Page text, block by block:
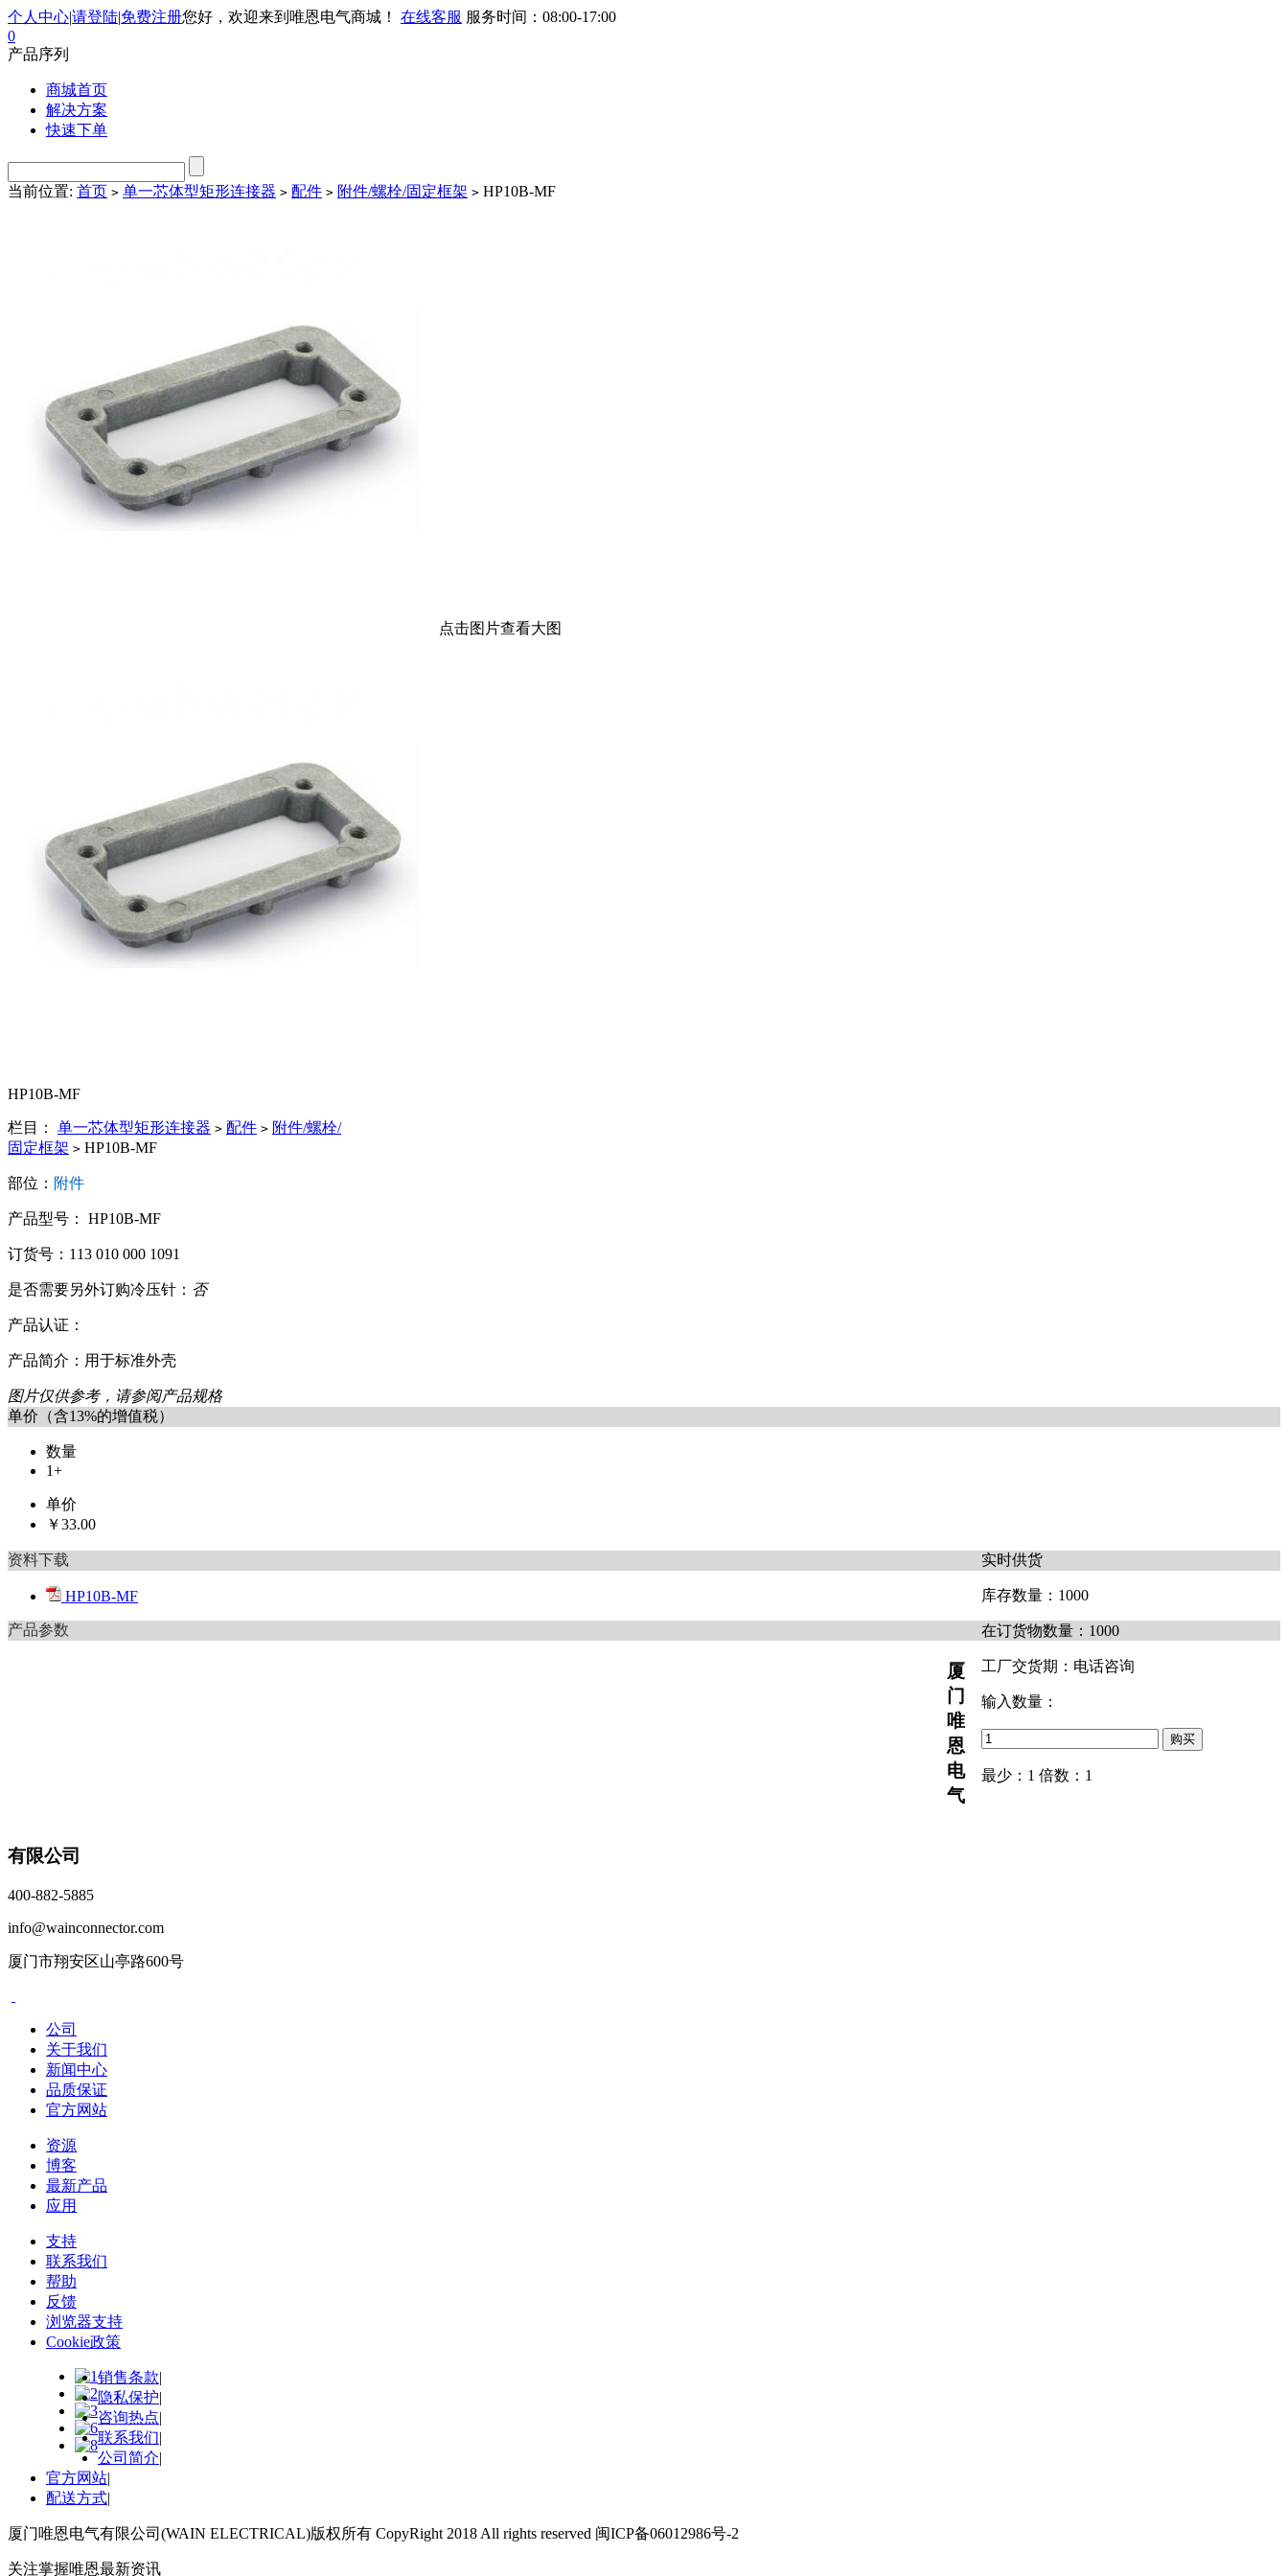
您好，欢迎来到唯恩电气商城！ 在线客服 服务时间：08:00-17:00
个人中心|请登陆|免费注册
0
产品序列
商城首页
解决方案
快速下单
当前位置: 首页 > 单一芯体型矩形连接器 > 配件 > 附件/螺栓/固定框架 > HP10B-MF
点击图片查看大图
HP10B-MF
栏目： 单一芯体型矩形连接器 > 配件 > 附件/螺栓/
固定框架 > HP10B-MF
部位： 附件
产品型号： HP10B-MF
订货号：113 010 000 1091
是否需要另外订购冷压针： 否
产品认证：
产品简介：用于标准外壳
图片仅供参考，请参阅产品规格
单价（含13%的增值税）
数量
1+
单价
￥33.00
实时供货
库存数量： 1000
在订货物数量： 1000
工厂交货期： 电话咨询
输入数量：
最少：1 倍数：1
资料下载
HP10B-MF
产品参数
厦
门
唯
恩
电
气
有限公司
400-882-5885
info@wainconnector.com
厦门市翔安区山亭路600号
公司
关于我们
新闻中心
品质保证
官方网站
资源
博客
最新产品
应用
支持
联系我们
帮助
反馈
浏览器支持
Cookie政策
销售条款|
隐私保护|
咨询热点|
联系我们|
公司简介|
官方网站|
配送方式|
厦门唯恩电气有限公司(WAIN ELECTRICAL)版权所有 CopyRight 2018 All rights reserved 闽ICP备06012986号-2
关注掌握唯恩最新资讯